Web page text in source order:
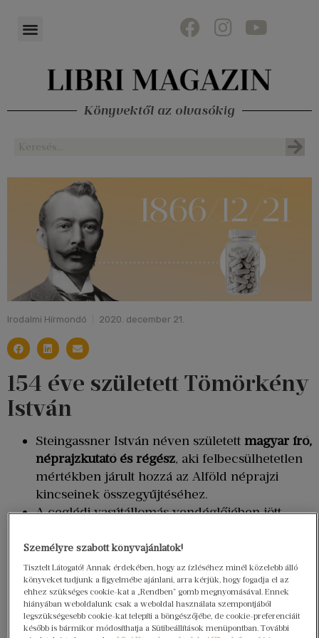
Könyvektől az olvasókig
Irodalmi Hírmondó 2020. december 21.
154 éve született Tömörkény
István
Steingassner István néven született magyar író,
néprajzkutató és régész, aki felbecsülhetetlen
mértékben járult hozzá az Alföld néprajzi
kincseinek összegyűjtéséhez.
A ceglédi vasútállomás vendéglőjében jött
üzemeltetett. Kezdetben – köszönhetően szülei
kiváló üzleti érzékének – a család
meglehetősen jó anyagi körülmények között
élt, amikor azonban a szerző 16 éves volt,
elvesztették vagyonuk nagy részét, ő pedig
Személyre szabott könyvajánlatok!
Tisztelt Látogató! Annak érdekében, hogy az ízléséhez minél közelebb álló
könyveket tudjunk a figyelmébe ajánlani, arra kérjük, hogy fogadja el az
ehhez szükséges cookie-kat a „Rendben” gomb megnyomásával. Ennek
hiányában weboldalunk csak a weboldal használata szempontjából
legszükségesebb cookie-kat telepíti a böngészőjébe, de cookie-preferenciáit
később is bármikor módosíthatja a Sütibeállítások menüpontban. További